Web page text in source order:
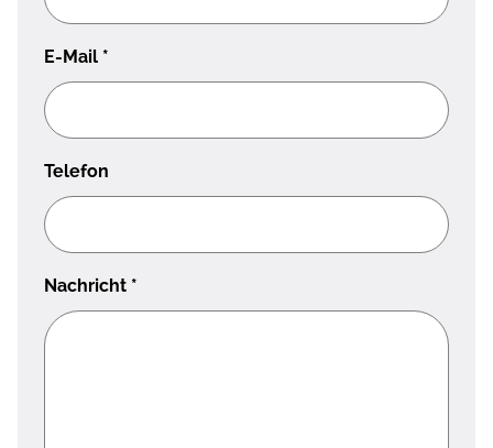
E-Mail *
Telefon
Nachricht *